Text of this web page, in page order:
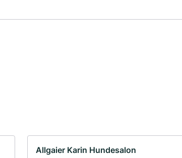
Allgaier Karin Hundesalon